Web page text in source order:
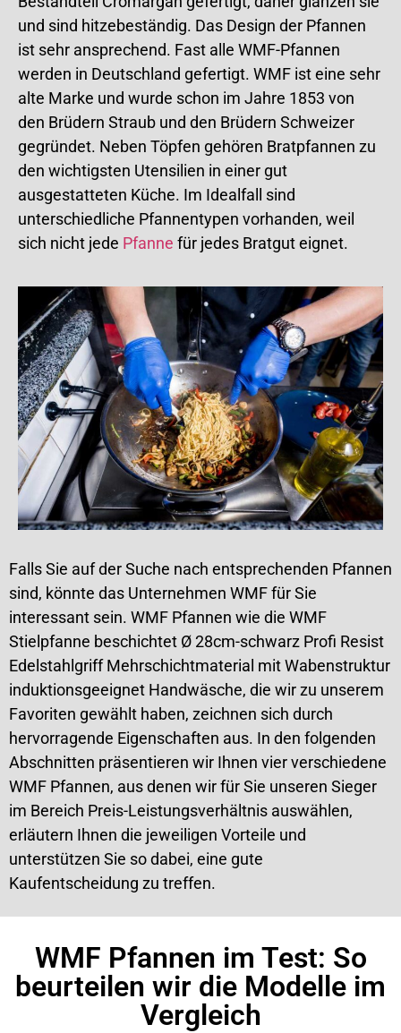
und sind hitzebeständig. Das Design der Pfannen
ist sehr ansprechend. Fast alle WMF-Pfannen
werden in Deutschland gefertigt. WMF ist eine sehr
alte Marke und wurde schon im Jahre 1853 von
den Brüdern Straub und den Brüdern Schweizer
gegründet. Neben Töpfen gehören Bratpfannen zu
den wichtigsten Utensilien in einer gut
ausgestatteten Küche. Im Idealfall sind
unterschiedliche Pfannentypen vorhanden, weil
sich nicht jede Pfanne für jedes Bratgut eignet.
Falls Sie auf der Suche nach entsprechenden Pfannen
sind, könnte das Unternehmen WMF für Sie
interessant sein. WMF Pfannen wie die WMF
Stielpfanne beschichtet Ø 28cm-schwarz Profi Resist
Edelstahlgriff Mehrschichtmaterial mit Wabenstruktur
induktionsgeeignet Handwäsche, die wir zu unserem
Favoriten gewählt haben, zeichnen sich durch
hervorragende Eigenschaften aus. In den folgenden
Abschnitten präsentieren wir Ihnen vier verschiedene
WMF Pfannen, aus denen wir für Sie unseren Sieger
im Bereich Preis-Leistungsverhältnis auswählen,
erläutern Ihnen die jeweiligen Vorteile und
unterstützen Sie so dabei, eine gute
Kaufentscheidung zu treffen.
WMF Pfannen im Test: So
beurteilen wir die Modelle im
Vergleich